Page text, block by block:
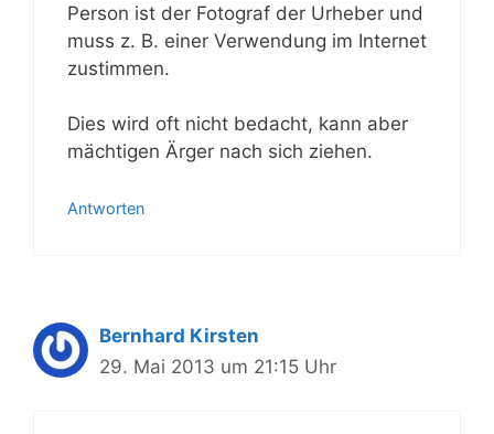
Person ist der Fotograf der Urheber und
muss z. B. einer Verwendung im Internet
zustimmen.
Dies wird oft nicht bedacht, kann aber
mächtigen Ärger nach sich ziehen.
Antworten
Bernhard Kirsten
29. Mai 2013 um 21:15 Uhr